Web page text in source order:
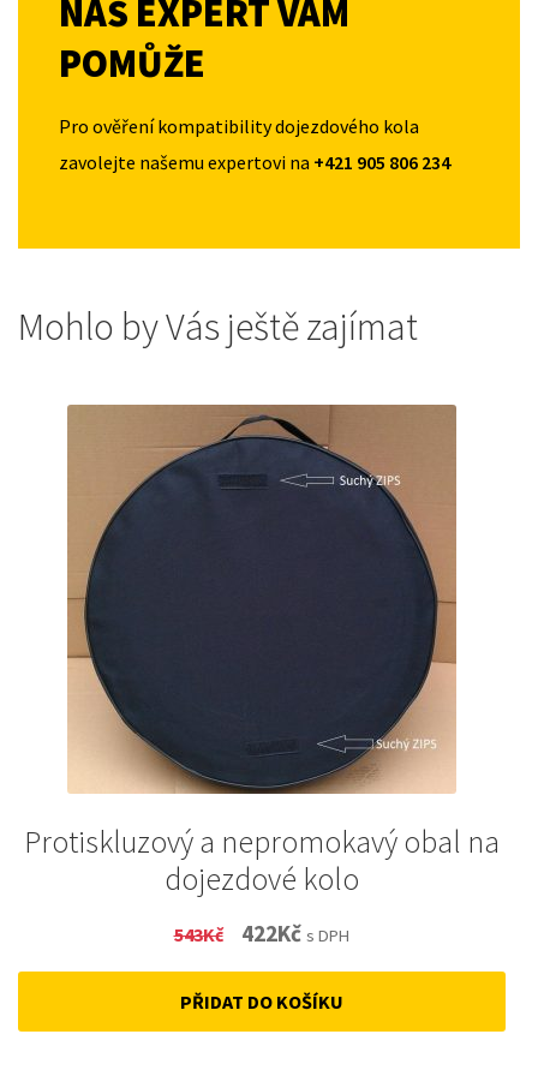
NÁŠ EXPERT VÁM
POMŮŽE
Pro ověření kompatibility dojezdového kola
zavolejte našemu expertovi na +421 905 806 234
Mohlo by Vás ještě zajímat
Protiskluzový a nepromokavý obal na
dojezdové kolo
543Kč
Original
price
was:
422KčCurrent
price
is:
s DPH
PŘIDAT DO KOŠÍKU